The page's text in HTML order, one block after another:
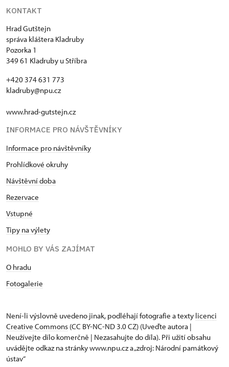
KONTAKT
Hrad Gutštejn
správa kláštera Kladruby
Pozorka 1
349 61 Kladruby u Stříbra
+420 374 631 773
kladruby@npu.cz
www.hrad-gutstejn.cz
INFORMACE PRO NÁVŠTĚVNÍKY
Informace pro návštěvníky
Prohlídkové okruhy
Návštěvní doba
Rezervace
Vstupné
Tipy na výlety
MOHLO BY VÁS ZAJÍMAT
O hradu
Fotogalerie
Není-li výslovně uvedeno jinak, podléhají fotografie a texty licenci
Creative Commons (CC BY-NC-ND 3.0 CZ) (Uveďte autora |
Neužívejte dílo komerčně | Nezasahujte do díla). Při užití obsahu
uvádějte odkaz na stránky www.npu.cz a „zdroj: Národní památkový
ústav“